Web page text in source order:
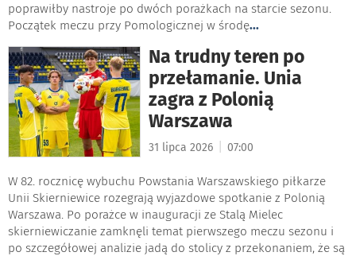
poprawiłby nastroje po dwóch porażkach na starcie sezonu.
Początek meczu przy Pomologicznej w środę...
Na trudny teren po
przełamanie. Unia
zagra z Polonią
Warszawa
31 lipca 2026 07:00
W 82. rocznicę wybuchu Powstania Warszawskiego piłkarze
Unii Skierniewice rozegrają wyjazdowe spotkanie z Polonią
Warszawa. Po porażce w inauguracji ze Stalą Mielec
skierniewiczanie zamknęli temat pierwszego meczu sezonu i
po szczegółowej analizie jadą do stolicy z przekonaniem, że są